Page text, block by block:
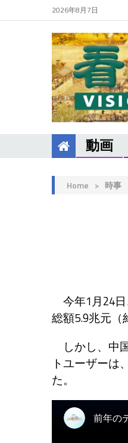
2026年8月7日
動画
Home > 時事
今年1月24日
総額5.9兆元（
しかし、中
トユーザーは
た。